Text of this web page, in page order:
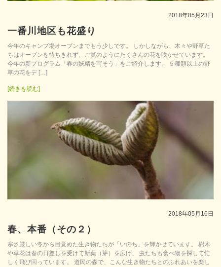
2018年05月23日
一番川地区も花盛り
今年のキャンプ場オープンまでもう少しです。 しかしながら、木々や野草た
ちはオープンを待ちきれず、ご覧のようにたくさんの花を咲かせています。
今年の新プログラム「春の妖精を写そう」をご紹介します。 ５種類以上の野
草の花をデ […]
[続きを読む]
2018年05月16日
春、本番（その２）
寒さ厳しい冬から目覚めた生き物たちが「いのち」を輝かせています。 樹木
や草花は春の日差しを受けて新葉（芽）を広げ、 虫たちも食べ物を探して忙
しく飛び回っています。 道民の森で、こんな生き物たちとのふれあいを楽し